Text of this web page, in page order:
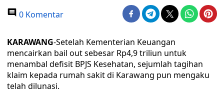
0 Komentar
KARAWANG-Setelah Kementerian Keuangan
mencairkan bail out sebesar Rp4,9 triliun untuk
menambal defisit BPJS Kesehatan, sejumlah tagihan
klaim kepada rumah sakit di Karawang pun mengaku
telah dilunasi.